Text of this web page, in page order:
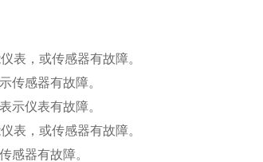
表，或传感器有故障。
传感器有故障。
示仪表有故障。
表，或传感器有故障。
感器有故障。